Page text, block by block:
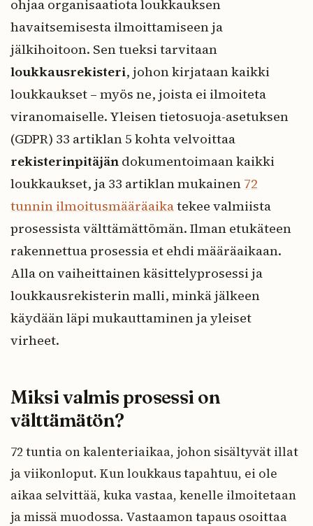
ohjaa organisaatiota loukkauksen
havaitsemisesta ilmoittamiseen ja
jälkihoitoon. Sen tueksi tarvitaan
loukkausrekisteri, johon kirjataan kaikki
loukkaukset – myös ne, joista ei ilmoiteta
viranomaiselle. Yleisen tietosuoja-asetuksen
(GDPR) 33 artiklan 5 kohta velvoittaa
rekisterinpitäjän dokumentoimaan kaikki
loukkaukset, ja 33 artiklan mukainen 72
tunnin ilmoitusmääräaikatekee valmiista
prosessista välttämättömän. Ilman etukäteen
rakennettua prosessia et ehdi määräaikaan.
Alla on vaiheittainen käsittelyprosessi ja
loukkausrekisterin malli, minkä jälkeen
käydään läpi mukauttaminen ja yleiset
virheet.
Miksi valmis prosessi on
välttämätön?
72 tuntia on kalenteriaikaa, johon sisältyvät illat
ja viikonloput. Kun loukkaus tapahtuu, ei ole
aikaa selvittää, kuka vastaa, kenelle ilmoitetaan
ja missä muodossa. Vastaamon tapaus osoittaa